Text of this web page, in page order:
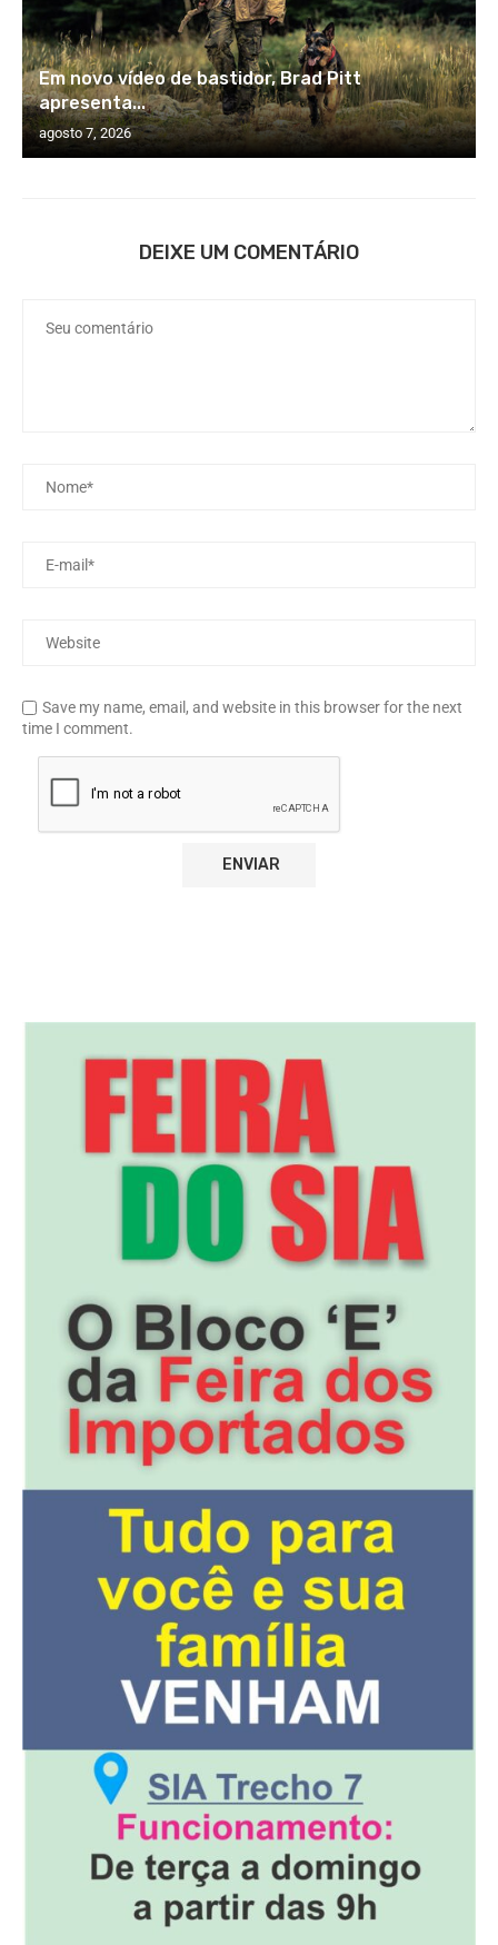
Em novo vídeo de bastidor, Brad Pitt
apresenta...
agosto 7, 2026
DEIXE UM COMENTÁRIO
Save my name, email, and website in this browser for the next
time I comment.